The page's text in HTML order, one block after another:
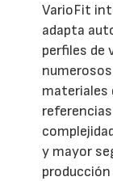
VarioFit
adapta
perfiles de
materiales
y mayor